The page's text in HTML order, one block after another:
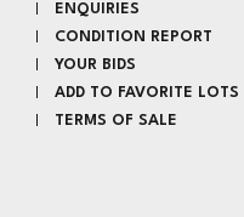
ENQUIRIES
CONDITION REPORT
YOUR BIDS
ADD TO FAVORITE LOTS
TERMS OF SALE